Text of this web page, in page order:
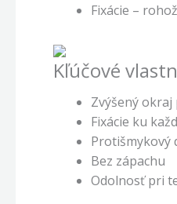
Fixácie –
Kľúčové
Zvýšený okraj
Fixácie ku
Protišmykový
Bez zápachu
Odolnosť pri